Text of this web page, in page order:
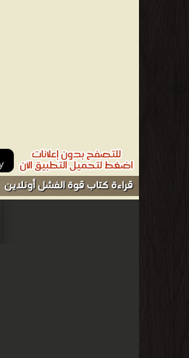
قراءة كتاب قوة الفشل أونلاين